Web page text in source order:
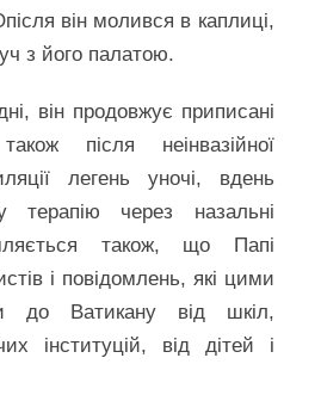
він молився в каплиці,
з його палатою.
він продовжує приписані
після неінвазійної
легень уночі, вдень
терапію через назальні
також, що Папі
і повідомлень, які цими
до Ватикану від шкіл,
інституцій, від дітей і